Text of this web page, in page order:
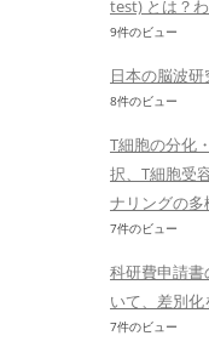
test) とは？
9件のビュー
日本の脳波研
8件のビュー
T細胞の分化
択、T細胞受
ナリングの多
7件のビュー
科研費申請
いて、差別化
7件のビュー